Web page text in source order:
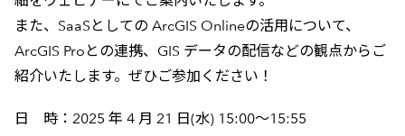
また、SaaSとしての ArcGIS Onlineの活用について、
ArcGIS Proとの連携、GIS データの配信などの観点からご
紹介いたします。ぜひご参加ください！
日 時：2025 年 4 月 21 日(水) 15:00～15:55